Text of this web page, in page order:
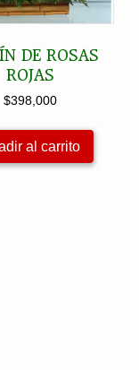
DE ROSAS
ROJAS
$398,000
al carrito